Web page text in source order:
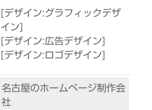
[デザイン:グラフィックデザ
イン]
[デザイン:広告デザイン]
[デザイン:ロゴデザイン]
名古屋のホームページ制作会
社